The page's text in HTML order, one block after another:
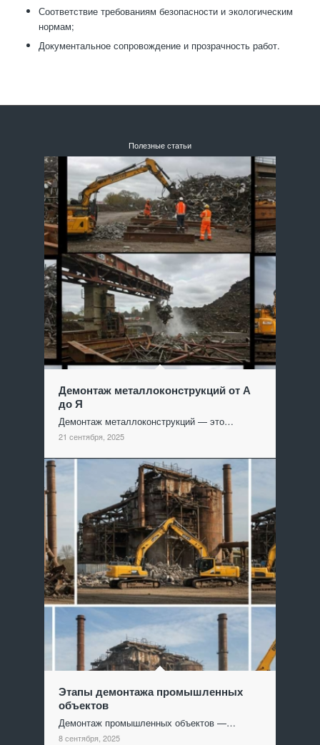
Соответствие требованиям безопасности и экологическим
нормам;
Документальное сопровождение и прозрачность работ.
Полезные статьи
Демонтаж металлоконструкций от А
до Я
Демонтаж металлоконструкций — это…
21 сентября, 2025
Этапы демонтажа промышленных
объектов
Демонтаж промышленных объектов —…
8 сентября, 2025